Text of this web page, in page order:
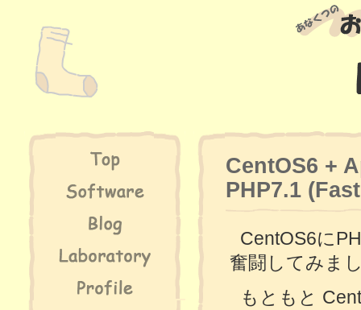
CentOS6 +
PHP7.1
CentOS6に
奮闘してみま
もともと